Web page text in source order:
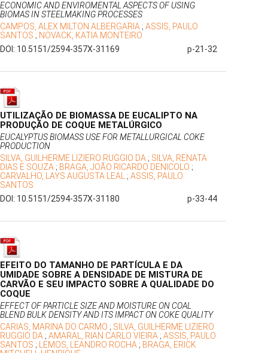
ECONOMIC AND ENVIROMENTAL ASPECTS OF USING
BIOMAS IN STEELMAKING PROCESSES
CAMPOS, ALEX MILTON ALBERGARIA ; ASSIS, PAULO
SANTOS ; NOVACK, KATIA MONTEIRO
DOI: 10.5151/2594-357X-31169
p-21-32
UTILIZAÇÃO DE BIOMASSA DE EUCALIPTO NA
PRODUÇÃO DE COQUE METALÚRGICO
EUCALYPTUS BIOMASS USE FOR METALLURGICAL COKE
PRODUCTION
SILVA, GUILHERME LIZIERO RUGGIO DA ; SILVA, RENATA
DIAS E SOUZA ; BRAGA, JOÃO RICARDO DENICOLO ;
CARVALHO, LAYS AUGUSTA LEAL ; ASSIS, PAULO
SANTOS
DOI: 10.5151/2594-357X-31180
p-33-44
EFEITO DO TAMANHO DE PARTÍCULA E DA
UMIDADE SOBRE A DENSIDADE DE MISTURA DE
CARVÃO E SEU IMPACTO SOBRE A QUALIDADE DO
COQUE
EFFECT OF PARTICLE SIZE AND MOISTURE ON COAL
BLEND BULK DENSITY AND ITS IMPACT ON COKE QUALITY
CARIAS, MARINA DO CARMO ; SILVA, GUILHERME LIZIERO
RUGGIO DA ; AMARAL, RIAN CARLO VIEIRA ; ASSIS, PAULO
SANTOS ; LEMOS, LEANDRO ROCHA ; BRAGA, ERICK